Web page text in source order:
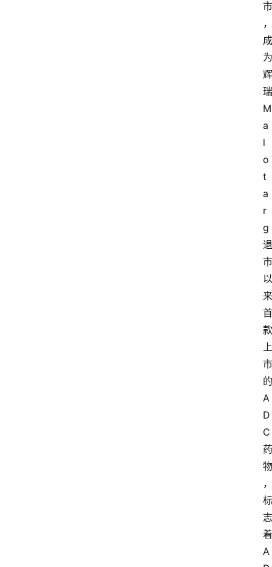
市
，
成
为
辉
瑞
M
a
l
o
t
a
r
g
退
市
以
来
首
款
上
市
的
A
D
C
药
物
，
标
志
着
A